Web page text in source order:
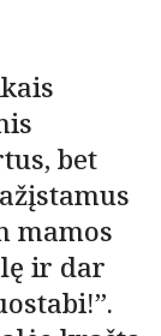
bet
mamos
ir dar